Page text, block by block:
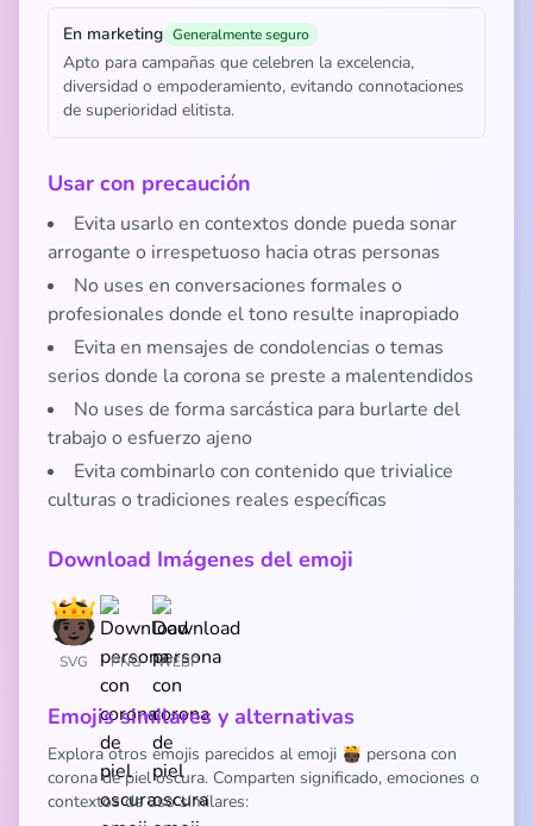
En marketing Generalmente seguro
Apto para campañas que celebren la excelencia,
diversidad o empoderamiento, evitando connotaciones
de superioridad elitista.
Usar con precaución
Evita usarlo en contextos donde pueda sonar
arrogante o irrespetuoso hacia otras personas
No uses en conversaciones formales o
profesionales donde el tono resulte inapropiado
Evita en mensajes de condolencias o temas
serios donde la corona se preste a malentendidos
No uses de forma sarcástica para burlarte del
trabajo o esfuerzo ajeno
Evita combinarlo con contenido que trivialice
culturas o tradiciones reales específicas
Download Imágenes del emoji
SVG PNG WEBP
Emojis similares y alternativas
Explora otros emojis parecidos al emoji 🫅🏿 persona con
corona de piel oscura. Comparten significado, emociones o
contextos de uso similares: